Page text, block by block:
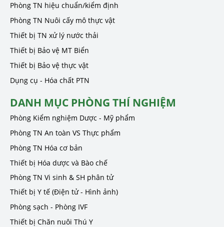
Phòng TN hiệu chuẩn/kiểm định
Phòng TN Nuôi cấy mô thực vật
Thiết bị TN xử lý nước thải
Thiết bị Bảo vệ MT Biển
Thiết bị Bảo vệ thực vật
Dụng cụ - Hóa chất PTN
DANH MỤC PHÒNG THÍ NGHIỆM
Phòng Kiểm nghiệm Dược - Mỹ phẩm
Phòng TN An toàn VS Thực phẩm
Phòng TN Hóa cơ bản
Thiết bị Hóa dược và Bào chế
Phòng TN Vi sinh & SH phân tử
Thiết bị Y tế (Điện tử - Hình ảnh)
Phòng sạch - Phòng IVF
Thiết bị Chăn nuôi Thú Y